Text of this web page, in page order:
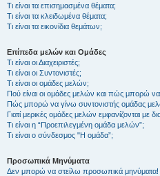
Τι είναι τα επισημασμένα θέματα;
Τι είναι τα κλειδωμένα θέματα;
Τι είναι τα εικονίδια θεμάτων;
Επίπεδα μελών και Ομάδες
Τι είναι οι Διαχειριστές;
Τι είναι οι Συντονιστές;
Τι είναι οι ομάδες μελών;
Πού είναι οι ομάδες μελών και πώς μπορώ
Πώς μπορώ να γίνω συντονιστής ομάδας
Γιατί μερικές ομάδες μελών εμφανίζονται με
Τι είναι η “Προεπιλεγμένη ομάδα μελών”;
Τι είναι ο σύνδεσμος "Η ομάδα”;
Προσωπικά Μηνύματα
Δεν μπορώ να στείλω προσωπικά μηνύματα!